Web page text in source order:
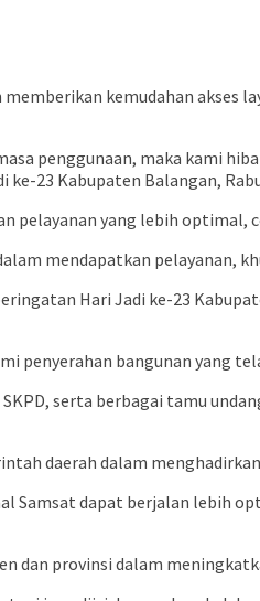
kemudahan akses
penggunaan, maka kami
ke-23 Kabupaten Balangan,
pelayanan yang lebih optimal,
mendapatkan pelayanan,
Hari Jadi ke-23
penyerahan bangunan yang
serta berbagai tamu
daerah dalam
Samsat dapat berjalan lebih
provinsi dalam